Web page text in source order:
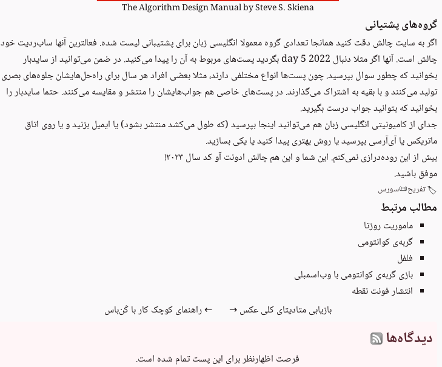
The Algorithm Design Manual by Steve S. Skiena
گروه‌های پشتیانی
اگر به سایت چالش دقت کنید همانجا تعدادی گروه معمولا انگلیسی زبان برای پشتیبانی لیست شده. فعالترین آنها ساب‌ردیت خود
چالش
است. آنها اگر مثلا دنبال 2022 day 5 بگردید پست‌های مربوط به آن را پیدا می‌کنید. در ضمن می‌توانید از سایدبار
بخوانید که چطور سوال بپرسید. چون پست‌ها انواع مختلفی دارند، مثلا بعضی افراد هر سال برای راه‌حل‌هایشان جلوه‌های بصری
تولید می‌کنند و با بقیه به اشتراک می‌گذارند. در پست‌های خاصی هم جواب‌هایشان را منتشر و مقایسه می‌کنند. حتما سایدبار را
بخوانید که بتوانید جواب درست بگیرید.
جدای از کامیونیتی انگلیسی زبان هم می‌توانید اینجا بپرسید (که طول می‌کشد منتشر بشود) یا ایمیل بزنید و یا روی اتاق
ماتریکس یا آی‌آر‌سی بپرسید یا روش بهتری پیدا کنید یا یکی بسازید.
بیش از این روده‌درازی نمی‌کنم. این شما و این همچالش ادونت آو کد سال ۲۰۲۳
!
موفق باشید.
🏷️تفریح📜سورس
مطالب مرتبط
ماموریت روزتا
گربه‌ی کوانتومی
فلفل
بازی گربه‌ی کوانتومی با وب‌اسمبلی
انتشار فونت نقطه
بازیابی متادیتای کلی عکس →
← راهنمای کوچک کار با کَن‌باس
دیدگاه‌ها
فرصت اظهارنظر برای این پست تمام شده است.